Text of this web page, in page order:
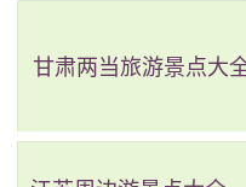
甘肃两当旅游景点大